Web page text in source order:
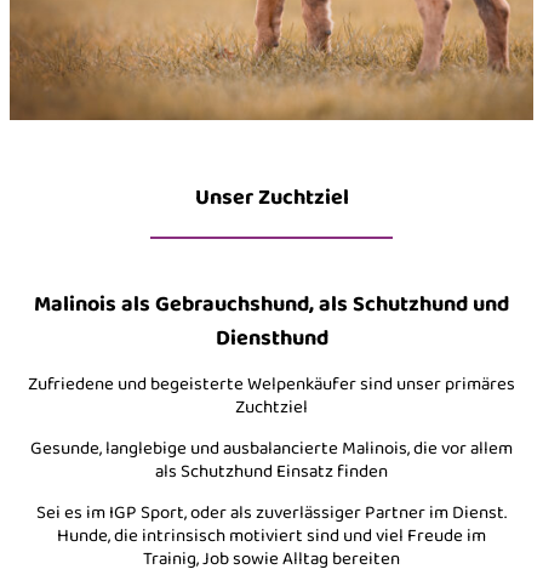
Unser Zuchtziel
Malinois als Gebrauchshund, als Schutzhund und
Diensthund
Zufriedene und begeisterte Welpenkäufer sind unser primäres
Zuchtziel
Gesunde, langlebige und ausbalancierte Malinois, die vor allem
als Schutzhund Einsatz finden
Sei es im IGP Sport, oder als zuverlässiger Partner im Dienst.
Hunde, die intrinsisch motiviert sind und viel Freude im
Trainig, Job sowie Alltag bereiten